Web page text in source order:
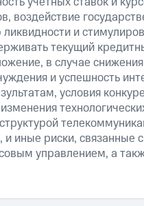
воздействие
ликвидности и
текущий
в случае
и успешность
условия
иные риски, связанные
управлением, а